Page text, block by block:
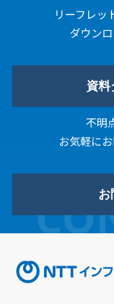
リーフレッ
ダウン
資料
不明
お気軽に
お